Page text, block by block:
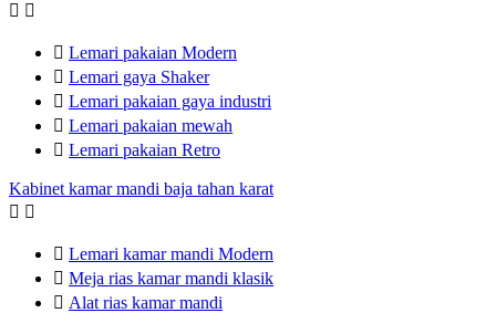
 
 Lemari pakaian Modern
 Lemari gaya Shaker
 Lemari pakaian gaya industri
 Lemari pakaian mewah
 Lemari pakaian Retro
Kabinet kamar mandi baja tahan karat
 
 Lemari kamar mandi Modern
 Meja rias kamar mandi klasik
 Alat rias kamar mandi